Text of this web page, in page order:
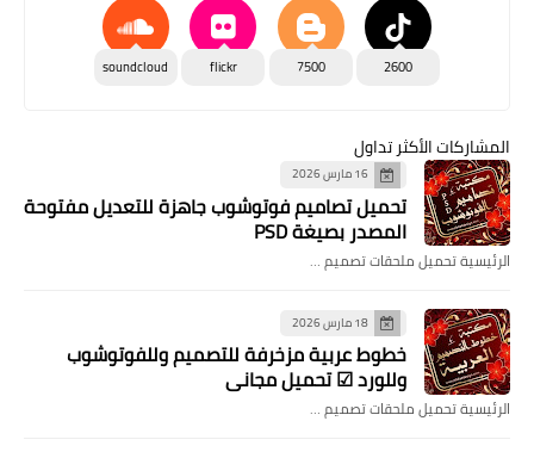
2600
7500
flickr
soundcloud
المشاركات الأكثر تداول
16 مارس 2026
تحميل تصاميم فوتوشوب جاهزة للتعديل مفتوحة
المصدر بصيغة PSD
الرئيسية تحميل ملحقات تصميم …
18 مارس 2026
خطوط عربية مزخرفة للتصميم وللفوتوشوب
وللورد ☑ تحميل مجاني
الرئيسية تحميل ملحقات تصميم …